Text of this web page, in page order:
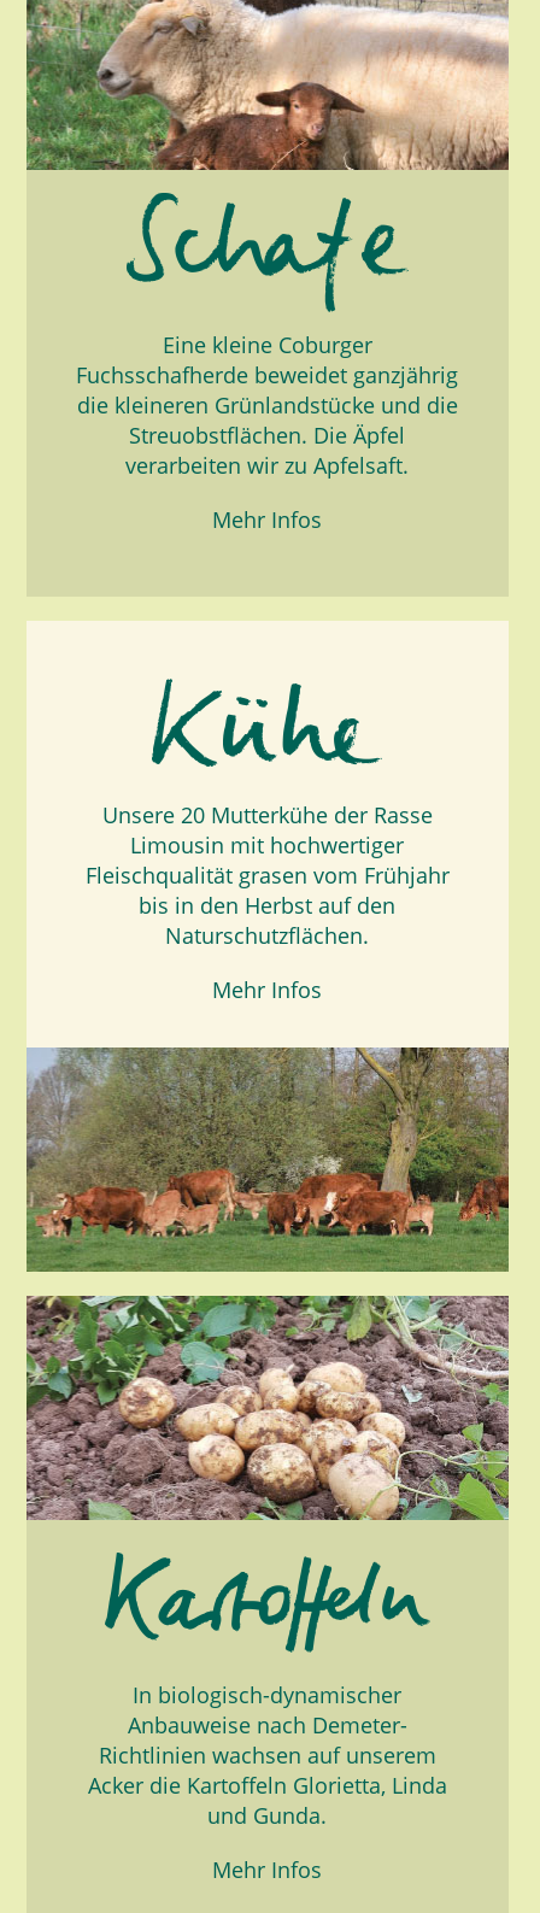
Eine kleine Coburger
Fuchsschafherde beweidet ganzjährig
die kleineren Grünlandstücke und die
Streuobstflächen. Die Äpfel
verarbeiten wir zu Apfelsaft.
Mehr Infos
Unsere 20 Mutterkühe der Rasse
Limousin mit hochwertiger
Fleischqualität grasen vom Frühjahr
bis in den Herbst auf den
Naturschutzflächen.
Mehr Infos
In biologisch-dynamischer
Anbauweise nach Demeter-
Richtlinien wachsen auf unserem
Acker die Kartoffeln Glorietta, Linda
und Gunda.
Mehr Infos